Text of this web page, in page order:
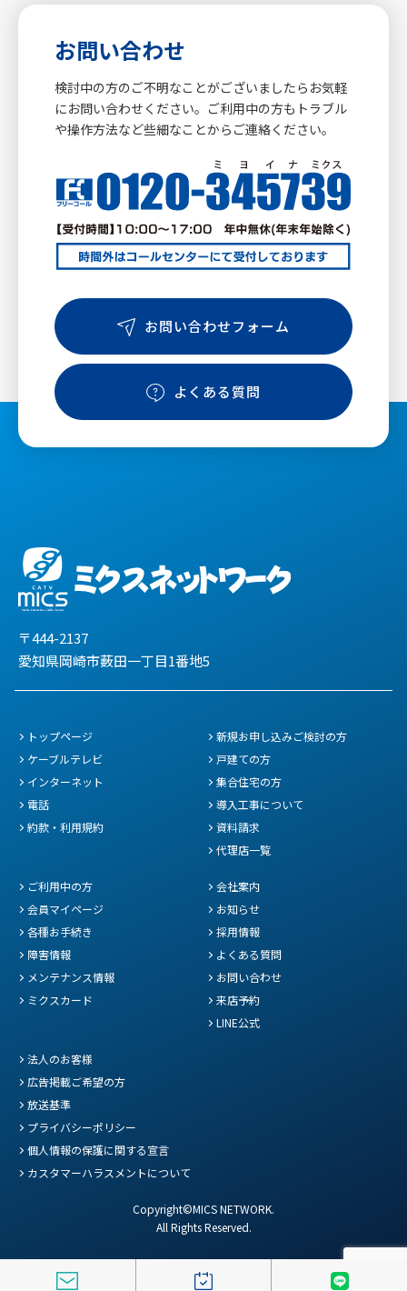
お問い合わせ
検討中の方のご不明なことがございましたらお気軽
にお問い合わせください。ご利用中の方もトラブル
や操作方法など些細なことからご連絡ください。
お問い合わせフォーム
よくある質問
〒444-2137
愛知県岡崎市薮田一丁目1番地5
トップページ
ケーブルテレビ
インターネット
電話
約款・利用規約
新規お申し込みご検討の方
戸建ての方
集合住宅の方
導入工事について
資料請求
代理店一覧
ご利用中の方
会員マイページ
各種お手続き
障害情報
メンテナンス情報
ミクスカード
会社案内
お知らせ
採用情報
よくある質問
お問い合わせ
来店予約
LINE公式
法人のお客様
広告掲載ご希望の方
放送基準
プライバシーポリシー
個人情報の保護に関する宣言
カスタマーハラスメントについて
Copyright©MICS NETWORK.
All Rights Reserved.